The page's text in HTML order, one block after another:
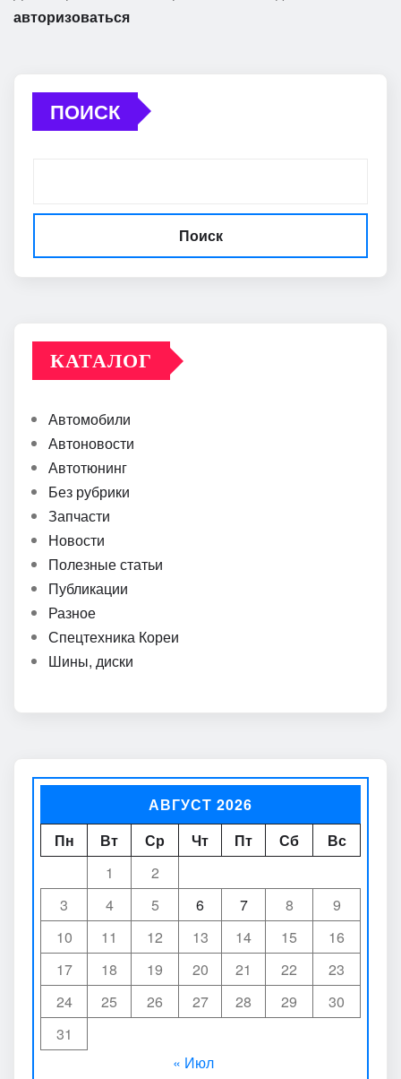
авторизоваться
ПОИСК
Поиск
КАТАЛОГ
Автомобили
Автоновости
Автотюнинг
Без рубрики
Запчасти
Новости
Полезные статьи
Публикации
Разное
Спецтехника Кореи
Шины, диски
АВГУСТ 2026
Пн
Вт Ср Чт Пт Сб
Вс
1
2
3
4 5 6 7 8
9
10
11 12 13 14 15
16
17
18 19 20 21 22
23
24
25 26 27 28 29
30
31
« Июл